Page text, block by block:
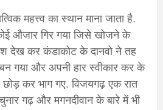
महत्त्व का स्थान माना जाता है.
औजार गिर गया जिसे खोजने के
देख कर कंडाकोट के दानवो ने तह
गया और अपनी हार स्वीकार कर के
छोड़ कर भाग गए. विजयगढ़ एक रात
गढ़ और मगनदीवान के बारे में भी